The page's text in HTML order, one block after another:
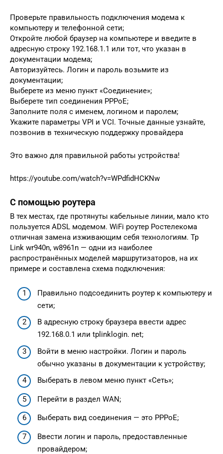
Проверьте правильность подключения модема к
компьютеру и телефонной сети;
Откройте любой браузер на компьютере и введите в
адресную строку 192.168.1.1 или тот, что указан в
документации модема;
Авторизуйтесь. Логин и пароль возьмите из
документации;
Выберете из меню пункт «Соединение»;
Выберете тип соединения РРРоЕ;
Заполните поля с именем, логином и паролем;
Укажите параметры VPI и VCI. Точные данные узнайте,
позвонив в техническую поддержку провайдера
Это важно для правильной работы устройства!
https://youtube.com/watch?v=WPdfidHCKNw
С помощью роутера
В тех местах, где протянуты кабельные линии, мало кто
пользуется ADSL модемом. WiFi роутер Ростелекома
отличная замена изживающим себя технологиям. Tp
Link wr940n, w8961n — одни из наиболее
распространённых моделей маршрутизаторов, на их
примере и составлена схема подключения:
Правильно подсоединить роутер к компьютеру и
сети;
В адресную строку браузера ввести адрес
192.168.0.1 или tplinklogin. net;
Войти в меню настройки. Логин и пароль
обычно указаны в документации к устройству;
Выберать в левом меню пункт «Сеть»;
Перейти в раздел WAN;
Выберать вид соединения — это РРРоЕ;
Ввести логин и пароль, предоставленные
провайдером;